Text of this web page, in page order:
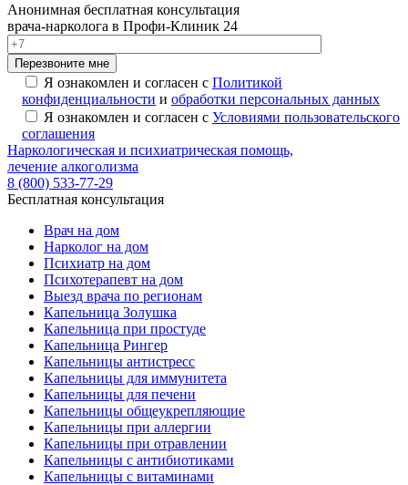
Анонимная бесплатная консультация
врача-нарколога в Профи-Клиник 24
Перезвоните мне
Я ознакомлен и согласен с Политикой
конфиденциальности и обработки персональных данных
Я ознакомлен и согласен с Условиями пользовательского
соглашения
Наркологическая и психиатрическая помощь,
лечение алкоголизма
8 (800) 533-77-29
Бесплатная консультация
Врач на дом
Нарколог на дом
Психиатр на дом
Психотерапевт на дом
Выезд врача по регионам
Капельница Золушка
Капельница при простуде
Капельница Рингер
Капельницы антистресс
Капельницы для иммунитета
Капельницы для печени
Капельницы общеукрепляющие
Капельницы при аллергии
Капельницы при отравлении
Капельницы с антибиотиками
Капельницы с витаминами